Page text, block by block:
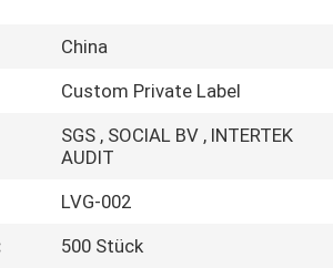
China
Custom Private Label
SGS , SOCIAL BV , INTERTEK
AUDIT
LVG-002
500 Stück